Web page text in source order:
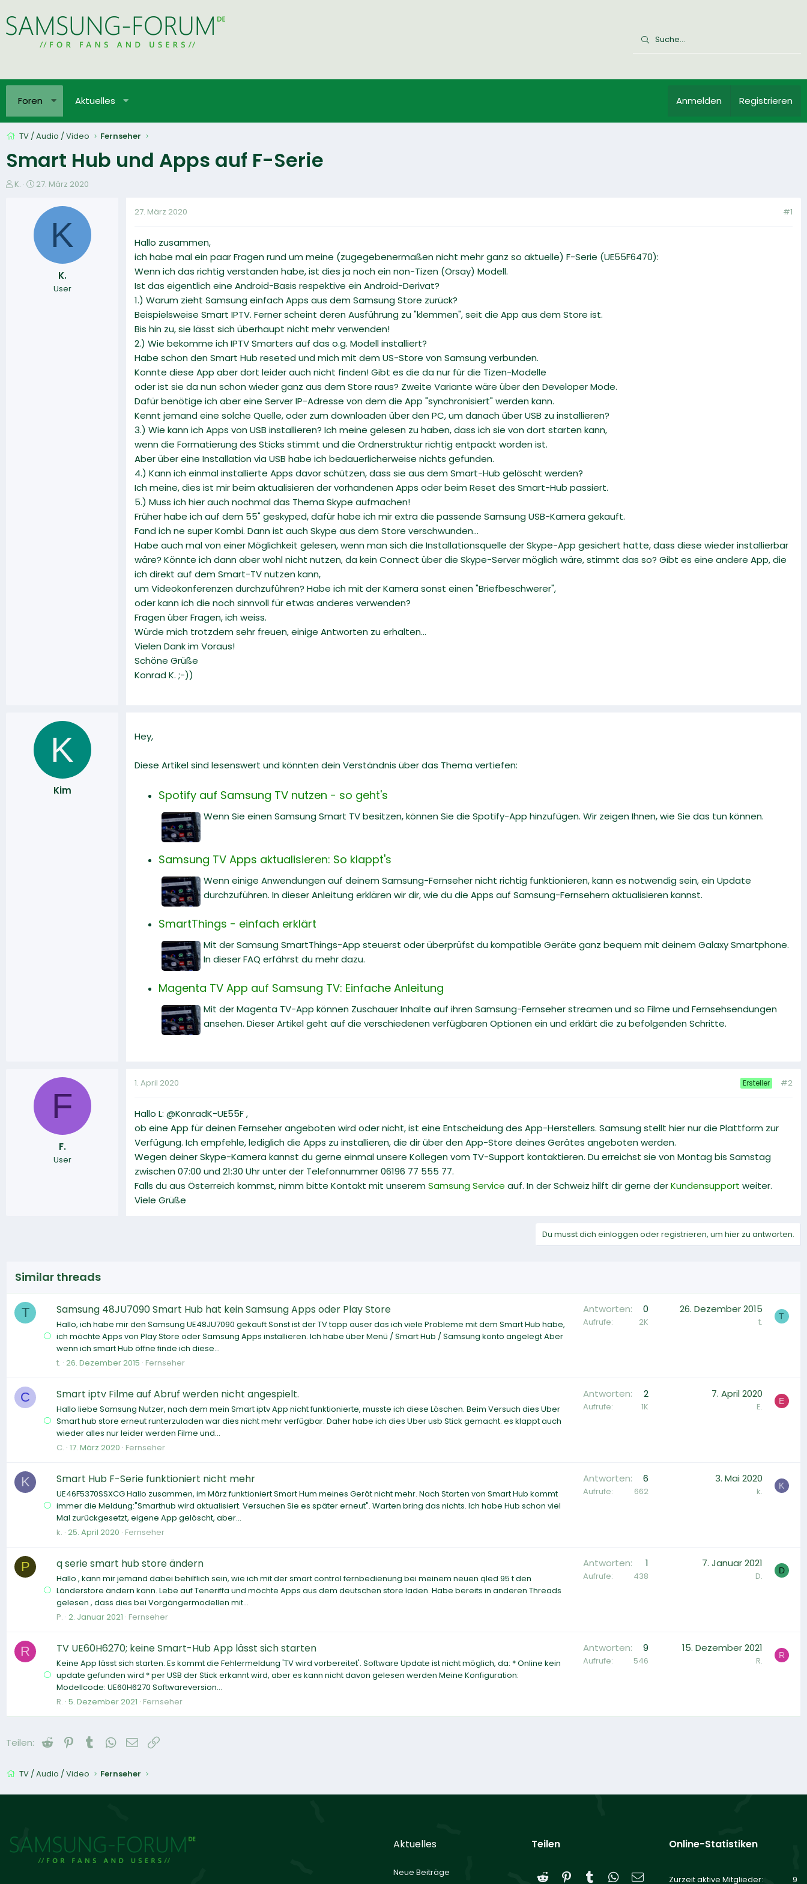
Foren Aktuelles Anmelden Registrieren
TV / Audio / Video Fernseher
Smart Hub und Apps auf F-Serie
E
K.
E
t
l
27. März 2020
K
K.
User
27. März 2020 #1
Hallo zusammen,
ich habe mal ein paar Fragen rund um meine (zugegebenermaßen nicht mehr ganz so aktuelle) F-Serie (UE55F6470):
Wenn ich das richtig verstanden habe, ist dies ja noch ein non-Tizen (Orsay) Modell.
Ist das eigentlich eine Android-Basis respektive ein Android-Derivat?
1.) Warum zieht Samsung einfach Apps aus dem Samsung Store zurück?
Beispielsweise Smart IPTV. Ferner scheint deren Ausführung zu "klemmen", seit die App aus dem Store ist.
Bis hin zu, sie lässt sich überhaupt nicht mehr verwenden!
2.) Wie bekomme ich IPTV Smarters auf das o.g. Modell installiert?
Habe schon den Smart Hub reseted und mich mit dem US-Store von Samsung verbunden.
Konnte diese App aber dort leider auch nicht finden! Gibt es die da nur für die Tizen-Modelle
oder ist sie da nun schon wieder ganz aus dem Store raus? Zweite Variante wäre über den Developer Mode.
Dafür benötige ich aber eine Server IP-Adresse von dem die App "synchronisiert" werden kann.
Kennt jemand eine solche Quelle, oder zum downloaden über den PC, um danach über USB zu installieren?
3.) Wie kann ich Apps von USB installieren? Ich meine gelesen zu haben, dass ich sie von dort starten kann,
wenn die Formatierung des Sticks stimmt und die Ordnerstruktur richtig entpackt worden ist.
Aber über eine Installation via USB habe ich bedauerlicherweise nichts gefunden.
4.) Kann ich einmal installierte Apps davor schützen, dass sie aus dem Smart-Hub gelöscht werden?
Ich meine, dies ist mir beim aktualisieren der vorhandenen Apps oder beim Reset des Smart-Hub passiert.
5.) Muss ich hier auch nochmal das Thema Skype aufmachen!
Früher habe ich auf dem 55" geskyped, dafür habe ich mir extra die passende Samsung USB-Kamera gekauft.
Fand ich ne super Kombi. Dann ist auch Skype aus dem Store verschwunden...
Habe auch mal von einer Möglichkeit gelesen, wenn man sich die Installationsquelle der Skype-App gesichert hatte, dass diese wieder installierbar
wäre? Könnte ich dann aber wohl nicht nutzen, da kein Connect über die Skype-Server möglich wäre, stimmt das so? Gibt es eine andere App, die
ich direkt auf dem Smart-TV nutzen kann,
um Videokonferenzen durchzuführen? Habe ich mit der Kamera sonst einen "Briefbeschwerer",
oder kann ich die noch sinnvoll für etwas anderes verwenden?
Fragen über Fragen, ich weiss.
Würde mich trotzdem sehr freuen, einige Antworten zu erhalten...
Vielen Dank im Voraus!
Schöne Grüße
Konrad K. ;-))
K
Kim
Hey,
Diese Artikel sind lesenswert und könnten dein Verständnis über das Thema vertiefen:
Spotify auf Samsung TV nutzen - so geht's
Wenn Sie einen Samsung Smart TV besitzen, können Sie die Spotify-App hinzufügen. Wir zeigen Ihnen, wie Sie das tun können.
Samsung TV Apps aktualisieren: So klappt's
Wenn einige Anwendungen auf deinem Samsung-Fernseher nicht richtig funktionieren, kann es notwendig sein, ein Update
durchzuführen. In dieser Anleitung erklären wir dir, wie du die Apps auf Samsung-Fernsehern aktualisieren kannst.
SmartThings - einfach erklärt
Mit der Samsung SmartThings-App steuerst oder überprüfst du kompatible Geräte ganz bequem mit deinem Galaxy Smartphone.
In dieser FAQ erfährst du mehr dazu.
Magenta TV App auf Samsung TV: Einfache Anleitung
Mit der Magenta TV-App können Zuschauer Inhalte auf ihren Samsung-Fernseher streamen und so Filme und Fernsehsendungen
ansehen. Dieser Artikel geht auf die verschiedenen verfügbaren Optionen ein und erklärt die zu befolgenden Schritte.
F
F.
User
1. April 2020 Ersteller #2
Hallo L: @KonradK-UE55F ,
ob eine App für deinen Fernseher angeboten wird oder nicht, ist eine Entscheidung des App-Herstellers. Samsung stellt hier nur die Plattform zur
Verfügung. Ich empfehle, lediglich die Apps zu installieren, die dir über den App-Store deines Gerätes angeboten werden.
Wegen deiner Skype-Kamera kannst du gerne einmal unsere Kollegen vom TV-Support kontaktieren. Du erreichst sie von Montag bis Samstag
zwischen 07:00 und 21:30 Uhr unter der Telefonnummer 06196 77 555 77.
Falls du aus Österreich kommst, nimm bitte Kontakt mit unseremSamsung Service auf. In der Schweiz hilft dir gerne derKundensupport weiter.
Viele Grüße
Du musst dich einloggen oder registrieren, um hier zu antworten.
Similar threads
T Samsung 48JU7090 Smart Hub hat kein Samsung Apps oder Play Store
Hallo, ich habe mir den Samsung UE48JU7090 gekauft Sonst ist der TV topp auser das ich viele Probleme mit dem Smart Hub habe,
ich möchte Apps von Play Store oder Samsung Apps installieren. Ich habe über Menü / Smart Hub / Samsung konto angelegt Aber
wenn ich smart Hub öffne finde ich diese...
t. 26. Dezember 2015 Fernseher
Antworten 0
Aufrufe 2K
26. Dezember 2015
t. T
C Smart iptv Filme auf Abruf werden nicht angespielt.
Hallo liebe Samsung Nutzer, nach dem mein Smart iptv App nicht funktionierte, musste ich diese Löschen. Beim Versuch dies Uber
Smart hub store erneut runterzuladen war dies nicht mehr verfügbar. Daher habe ich dies Uber usb Stick gemacht. es klappt auch
wieder alles nur leider werden Filme und...
C. 17. März 2020 Fernseher
Antworten 2
Aufrufe 1K
7. April 2020
E. E
K Smart Hub F-Serie funktioniert nicht mehr
UE46F5370SSXCG Hallo zusammen, im März funktioniert Smart Hum meines Gerät nicht mehr. Nach Starten von Smart Hub kommt
immer die Meldung:"Smarthub wird aktualisiert. Versuchen Sie es später erneut". Warten bring das nichts. Ich habe Hub schon viel
Mal zurückgesetzt, eigene App gelöscht, aber...
k. 25. April 2020 Fernseher
Antworten 6
Aufrufe 662
3. Mai 2020
k. K
P q serie smart hub store ändern
Hallo , kann mir jemand dabei behilflich sein, wie ich mit der smart control fernbedienung bei meinem neuen qled 95 t den
Länderstore ändern kann. Lebe auf Teneriffa und möchte Apps aus dem deutschen store laden. Habe bereits in anderen Threads
gelesen , dass dies bei Vorgängermodellen mit...
P. 2. Januar 2021 Fernseher
Antworten 1
Aufrufe 438
7. Januar 2021
D. D
R TV UE60H6270; keine Smart-Hub App lässt sich starten
Keine App lässt sich starten. Es kommt die Fehlermeldung 'TV wird vorbereitet'. Software Update ist nicht möglich, da: * Online kein
update gefunden wird * per USB der Stick erkannt wird, aber es kann nicht davon gelesen werden Meine Konfiguration:
Modellcode: UE60H6270 Softwareversion...
R. 5. Dezember 2021 Fernseher
Antworten 9
Aufrufe 546
15. Dezember 2021
R. R
Teilen: Reddit PinterestTumblrWhatsApp
E-Mail
TV / Audio / Video Fernseher
Aktuelles
Neue Beiträge
Teilen
Reddit Pinterest
Tumblr WhatsApp
E-Mail
Online-Statistiken
Zurzeit aktive Mitglieder 9